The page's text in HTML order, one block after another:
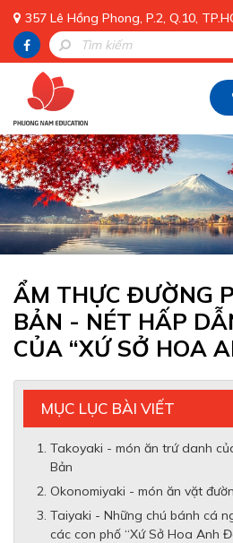
357 Lê Hồng Phong, P.2, Q.10,
ẨM THỰC ĐƯỜNG
BẢN - NÉT HẤP
CỦA “XỨ SỞ HOA
MỤC LỤC BÀI VIẾT
Takoyaki - món ăn trứ danh
Bản
Okonomiyaki - món ăn vặt
Taiyaki - Những chú bánh cá
các con phố “Xứ Sở Hoa Anh